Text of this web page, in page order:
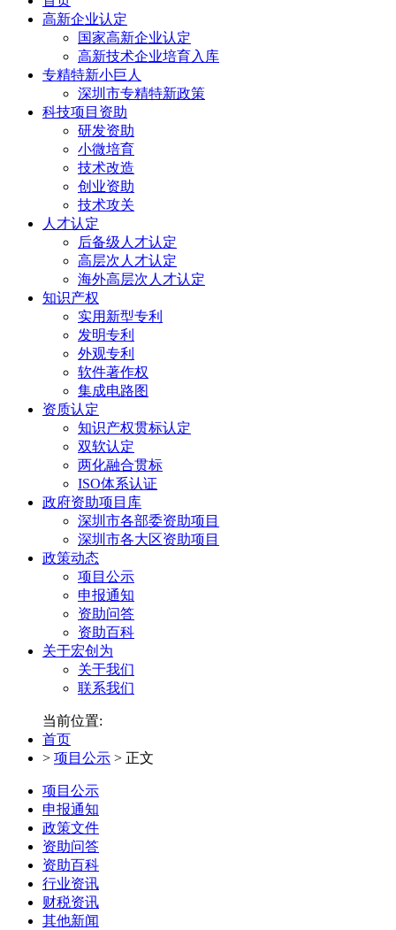
高新企业认定
国家高新企业认定
高新技术企业培育入库
专精特新小巨人
深圳市专精特新政策
科技项目资助
研发资助
小微培育
技术改造
创业资助
技术攻关
人才认定
后备级人才认定
高层次人才认定
海外高层次人才认定
知识产权
实用新型专利
发明专利
外观专利
软件著作权
集成电路图
资质认定
知识产权贯标认定
双软认定
两化融合贯标
ISO体系认证
政府资助项目库
深圳市各部委资助项目
深圳市各大区资助项目
政策动态
项目公示
申报通知
资助问答
资助百科
关于宏创为
关于我们
联系我们
当前位置:
首页
> 项目公示 > 正文
项目公示
申报通知
政策文件
资助问答
资助百科
行业资讯
财税资讯
其他新闻